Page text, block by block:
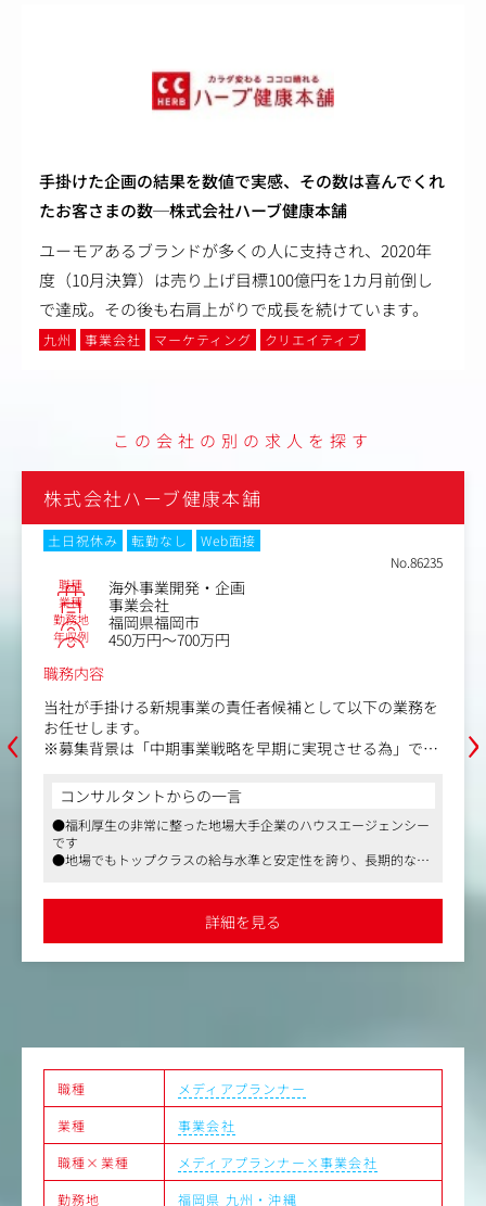
手掛けた企画の結果を数値で実感、その数は喜んでくれ
たお客さまの数─株式会社ハーブ健康本舗
ユーモアあるブランドが多くの人に支持され、2020年
度（10月決算）は売り上げ目標100億円を1カ月前倒し
で達成。その後も右肩上がりで成長を続けています。
九州 事業会社 マーケティング クリエイティブ
この会社の別の求人を探す
‹
株式会社ハーブ健康本舗
土日祝休み 転勤なし
Web面接
No.86235
職種 海外事業開発・企画
業種 事業会社
勤務地 福岡県福岡市
年収例
450万円～700万円
職務内容
当社が手掛ける新規事業の責任者候補として以下の業務を
お任せします。
※募集背景は「中期事業戦略を早期に実現させる為」で
■事業全体の戦略立案、実行・管理
■販促企画とバックオフィスの業務＆人材マネジメント
■事業全体の収支管理（売上・利益の最大化）
独学でマーケティングを身に着け、100億規模の事業を創
出した代表の直下で、幅広い経営スキルを習得可能。
コンサルタントからの一言
●福利厚生の非常に整った地場大手企業のハウスエージェンシー
です
●地場でもトップクラスの給与水準と安定性を誇り、長期的な視
で経営スキルを磨ける環境です詳細を見る
›
職種
メディアプランナー
業種
事業会社
職種×業種
メディアプランナー×事業会社
勤務地
福岡県 九州・沖縄